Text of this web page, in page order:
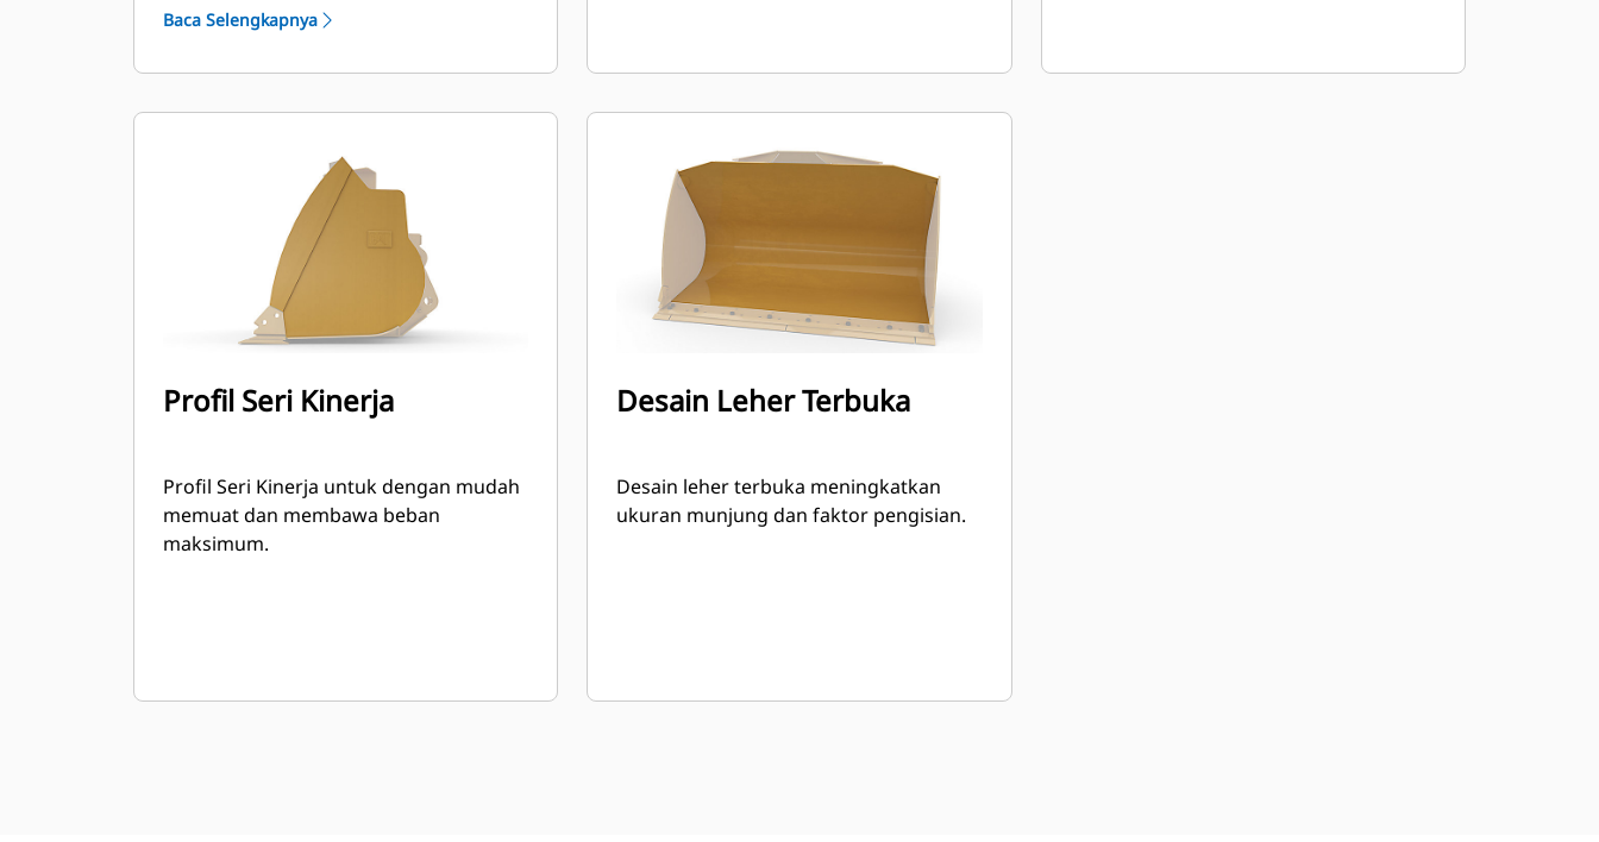
kondisi abrasi standar. Ideal untuk
pengisian untuk bucket Seri Kinerja
kapasitas maksimal yang ditentukan.
Baca Selengkapnya
Profil Seri Kinerja
Profil Seri Kinerja untuk dengan mudah
memuat dan membawa beban
maksimum.
Desain Leher Terbuka
Desain leher terbuka meningkatkan
ukuran munjung dan faktor pengisian.